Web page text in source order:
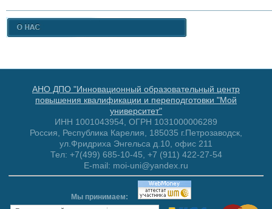
АНО ДПО "Инновационный образовательный центр
повышения квалификации и переподготовки "Мой
университет"
ИНН 1001043954, ОГРН 1031000006289
Россия, Республика Карелия, 185035 г.Петрозаводск,
ул.Фридриха Энгельса д.10, офис 211
Тел: +7(499) 685-10-45, +7 (911) 422-27-54
E-mail: moi-uni@yandex.ru
Мы принимаем: